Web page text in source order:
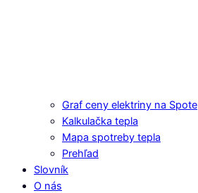
Graf ceny elektriny na Spote
Kalkulačka tepla
Mapa spotreby tepla
Prehľad
Slovník
O nás